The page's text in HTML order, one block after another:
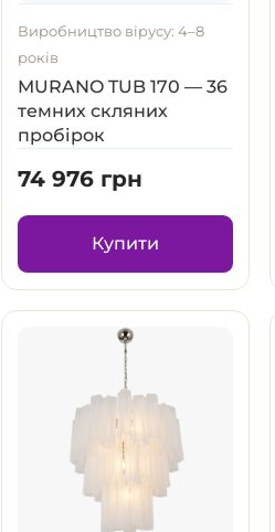
Виробництво вірусу: 4–8
років
MURANO TUB 170 — 36
темних скляних
пробірок
74 976 грн
Купити